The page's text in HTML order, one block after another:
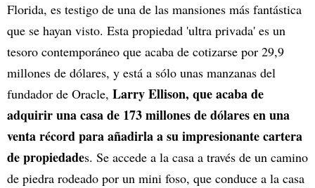
Florida, es testigo de una de las mansiones más fantástica
que se hayan visto. Esta propiedad 'ultra privada' es un
tesoro contemporáneo que acaba de cotizarse por 29,9
millones de dólares, y está a sólo unas manzanas del
fundador de Oracle, Larry Ellison, que acaba de
adquirir una casa de 173 millones de dólares en una
venta récord para añadirla a su impresionante cartera
de propiedades. Se accede a la casa a través de un camino
de piedra rodeado por un mini foso, que conduce a la casa